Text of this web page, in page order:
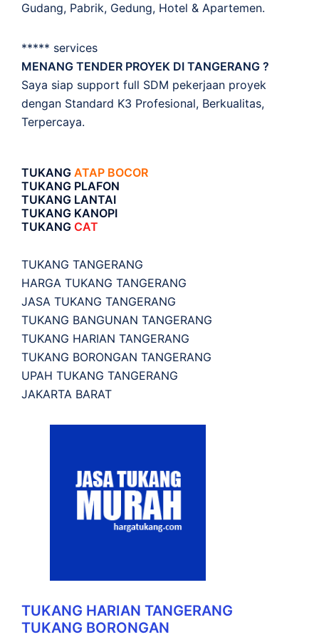
Gudang, Pabrik, Gedung, Hotel & Apartemen.
***** services
MENANG TENDER PROYEK DI TANGERANG ?
Saya siap support full SDM pekerjaan proyek
dengan Standard K3 Profesional, Berkualitas,
Terpercaya.
TUKANG ATAP BOCOR
TUKANG PLAFON
TUKANG LANTAI
TUKANG KANOPI
TUKANG CAT
TUKANG TANGERANG
HARGA TUKANG TANGERANG
JASA TUKANG TANGERANG
TUKANG BANGUNAN TANGERANG
TUKANG HARIAN TANGERANG
TUKANG BORONGAN TANGERANG
UPAH TUKANG TANGERANG
JAKARTA BARAT
TUKANG HARIAN TANGERANG
TUKANG BORONGAN